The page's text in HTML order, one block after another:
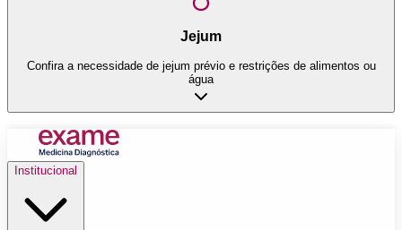
Jejum
Confira a necessidade de jejum prévio e restrições de alimentos ou
água
Institucional